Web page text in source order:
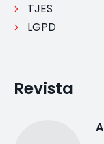
TJES
LGPD
Revista